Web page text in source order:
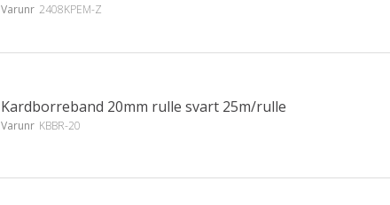
Varunr 2408KPEM-Z
Kardborreband 20mm rulle svart 25m/rulle
Varunr KBBR-20